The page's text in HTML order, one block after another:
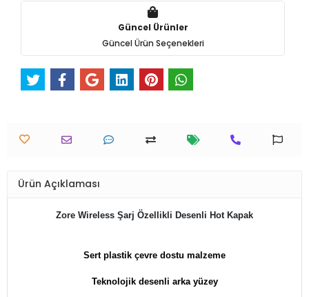
Güncel Ürünler
Güncel Ürün Seçenekleri
Ürün Açıklaması
Zore Wireless Şarj Özellikli Desenli Hot Kapak
Sert plastik çevre dostu malzeme
Teknolojik desenli arka yüzey